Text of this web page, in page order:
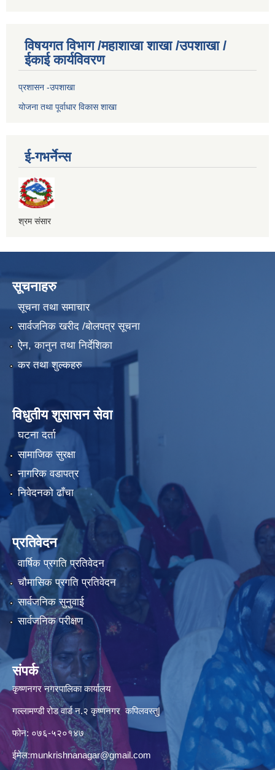
विषयगत विभाग /महाशाखा शाखा /उपशाखा /
ईकाई कार्यविवरण
प्रशासन -उपशाखा
योजना तथा पूर्वाधार विकास शाखा
ई-गभर्नेन्स
श्रम संसार
सूचनाहरु
सूचना तथा समाचार
सार्वजनिक खरीद /बोलपत्र सूचना
ऐन, कानुन तथा निर्देशिका
कर तथा शुल्कहरु
विधुतीय शुसासन सेवा
घटना दर्ता
सामाजिक सुरक्षा
नागरिक वडापत्र
निवेदनको ढाँचा
प्रतिवेदन
वार्षिक प्रगति प्रतिवेदन
चौमासिक प्रगति प्रतिवेदन
सार्वजनिक सुनुवाई
सार्वजनिक परीक्षण
संपर्क
कृष्णनगर नगरपालिका कार्यालय
गल्लामण्डी रोड वार्ड न.२ कृष्णनगर कपिलवस्तु|
फोन: ०७६-५२०१४७
ईमेल:munkrishnanagar@gmail.com